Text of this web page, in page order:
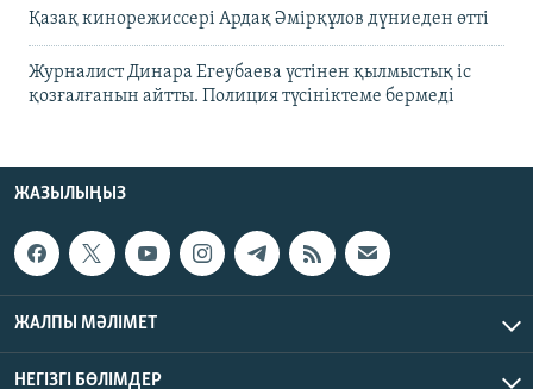
Қазақ кинорежиссері Ардақ Әмірқұлов дүниеден өтті
Журналист Динара Егеубаева үстінен қылмыстық іс
қозғалғанын айтты. Полиция түсініктеме бермеді
ЖАЗЫЛЫҢЫЗ
ЖАЛПЫ МӘЛІМЕТ
НЕГІЗГІ БӨЛІМДЕР